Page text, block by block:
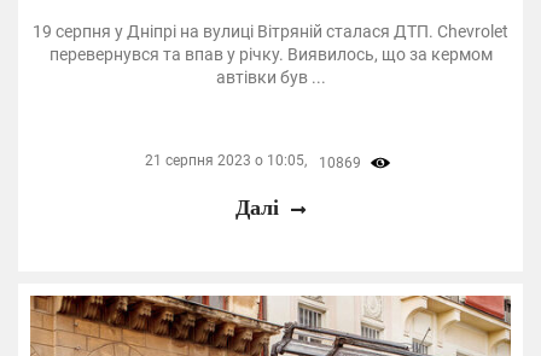
19 серпня у Дніпрі на вулиці Вітряній сталася ДТП. Chevrolet
перевернувся та впав у річку. Виявилось, що за кермом
автівки був ...
21 серпня 2023 о 10:05, 10869
Далі